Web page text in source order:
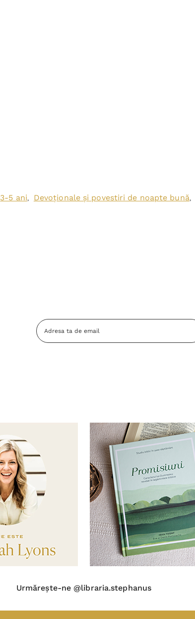
3-5 ani, Devoționale și povestiri de noapte bună,
Adresa
Email
Urmărește-ne @libraria.stephanus